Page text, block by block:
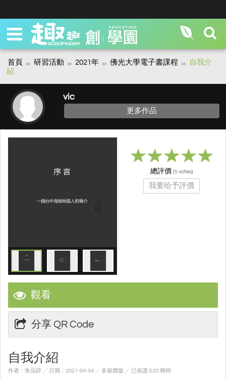
首頁 研習活動 2021年 佛光大學電子書課程
自我介
紹
vic
更多作品
觀看
分享 QR Code
自我介紹
作者：朱品錞 ╱ 日期：2021-04-04 ╱ 多媒體版 ╱ 已保護 0.00 棵樹
總評價 (5 votes)
我要给予評價